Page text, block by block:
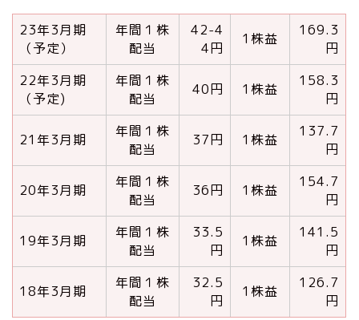
23年3月期
（予定）
年間１株
配当
42-4
4円
1株益
169.3
円
22年3月期
（予定)
年間１株
配当
40円 1株益
158.3
円
21年3月期
年間１株
配当
37円 1株益
137.7
円
20年3月期
年間１株
配当
36円 1株益
154.7
円
19年3月期
年間１株
配当
33.5
円
1株益
141.5
円
18年3月期
年間１株
配当
32.5
円
1株益
126.7
円